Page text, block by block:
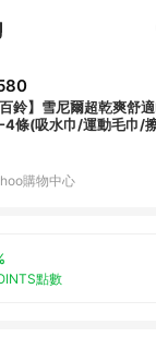
百鈴】雪尼爾超乾爽舒
4條(吸水巾/運動毛巾/
購物中心
點數